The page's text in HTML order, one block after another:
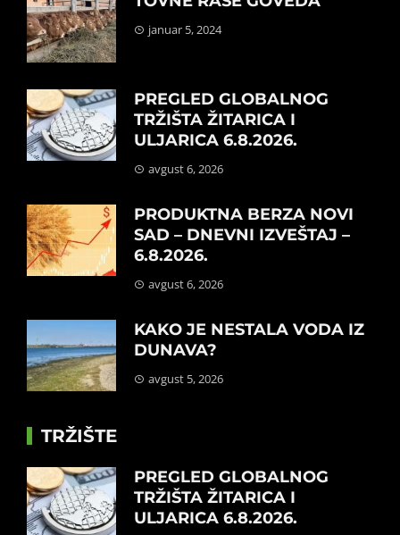
januar 5, 2024
PREGLED GLOBALNOG
TRŽIŠTA ŽITARICA I
ULJARICA 6.8.2026.
avgust 6, 2026
PRODUKTNA BERZA NOVI
SAD – DNEVNI IZVEŠTAJ –
6.8.2026.
avgust 6, 2026
KAKO JE NESTALA VODA IZ
DUNAVA?
avgust 5, 2026
TRŽIŠTE
PREGLED GLOBALNOG
TRŽIŠTA ŽITARICA I
ULJARICA 6.8.2026.